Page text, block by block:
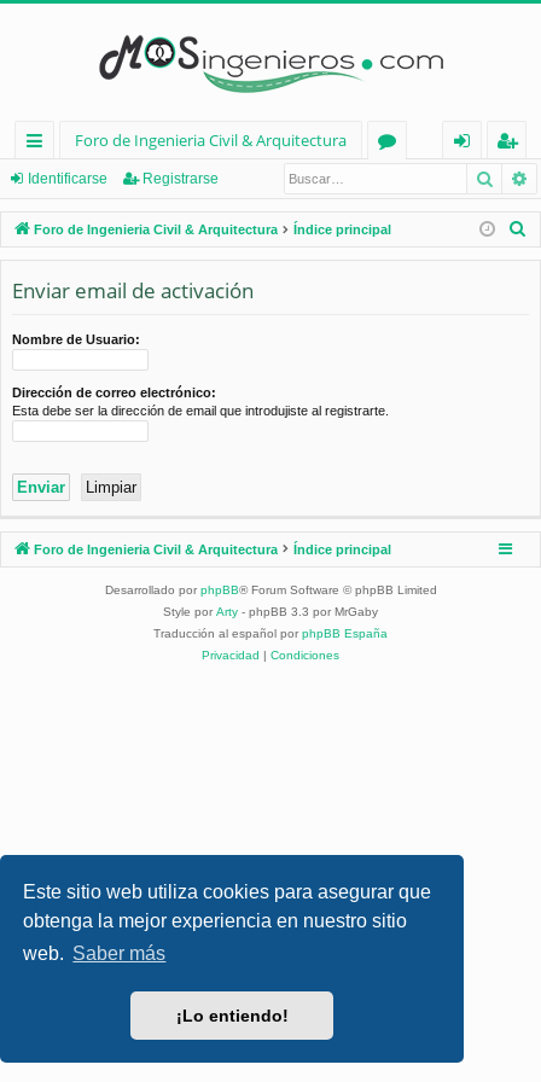
Este sitio web utiliza cookies para asegurar que
obtenga la mejor experiencia en nuestro sitio
web. Saber más
¡Lo entiendo!
nl
ac
es
rá
d
os
Foro de Ingenieria Civil & Arquitectura
os
nt
ifi
eg
ist
ra
Identificarse Registrarse
Foro de Ingenieria Civil & Arquitectura Índice principal
Enviar email de activación
Nombre de Usuario:
Dirección de correo electrónico:
Esta debe ser la dirección de email que introdujiste al registrarte.
Foro de Ingenieria Civil & Arquitectura Índice principal
Desarrollado por phpBB® Forum Software © phpBB Limited
Style por Arty - phpBB 3.3 por MrGaby
Traducción al español por phpBB España
Privacidad | Condiciones